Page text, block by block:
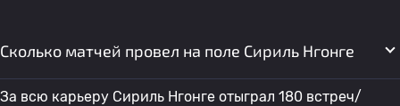
Сколько матчей провел на поле Сириль Нгонге
За всю карьеру Сириль Нгонге отыграл 180 встреч/